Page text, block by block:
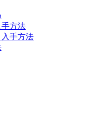
方法
手方法